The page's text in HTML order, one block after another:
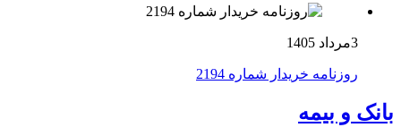
3مرداد 1405
روزنامه خریدار شماره 2194
بانک و بیمه